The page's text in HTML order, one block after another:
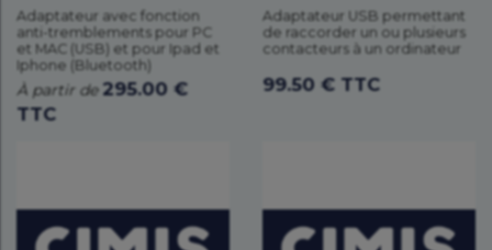
Adaptateur avec fonction
anti-tremblements pour PC
et MAC (USB) et pour Ipad et
Iphone (Bluetooth)
À partir de295.00 €
TTC
Adaptateur USB permettant
de raccorder un ou plusieurs
contacteurs à un ordinateur
99.50 € TTC